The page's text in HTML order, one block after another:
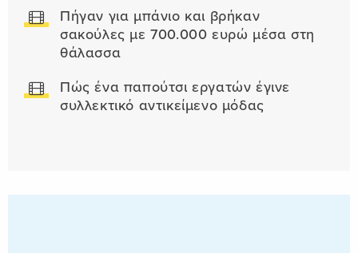
Πήγαν για μπάνιο και βρήκαν
σακούλες με 700.000 ευρώ μέσα στη
θάλασσα
Πώς ένα παπούτσι εργατών έγινε
συλλεκτικό αντικείμενο μόδας